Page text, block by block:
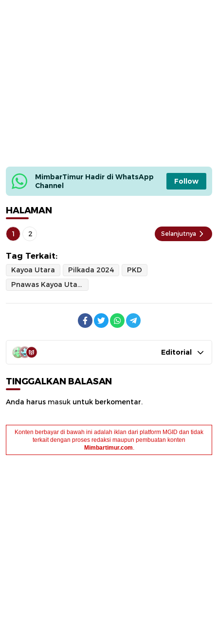
MimbarTimur Hadir di WhatsApp
Channel
Follow
HALAMAN
1 2 Selanjutnya
Tag Terkait:
Kayoa Utara Pilkada 2024
PKD
Pnawas Kayoa Utara
Editorial
TINGGALKAN BALASAN
Anda harus masuk untuk berkomentar.
Konten berbayar di bawah ini adalah iklan dari platform MGID dan tidak
terkait dengan proses redaksi maupun pembuatan konten
Mimbartimur.com